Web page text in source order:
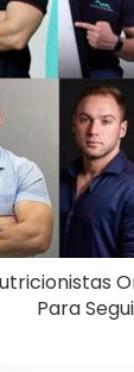
Para